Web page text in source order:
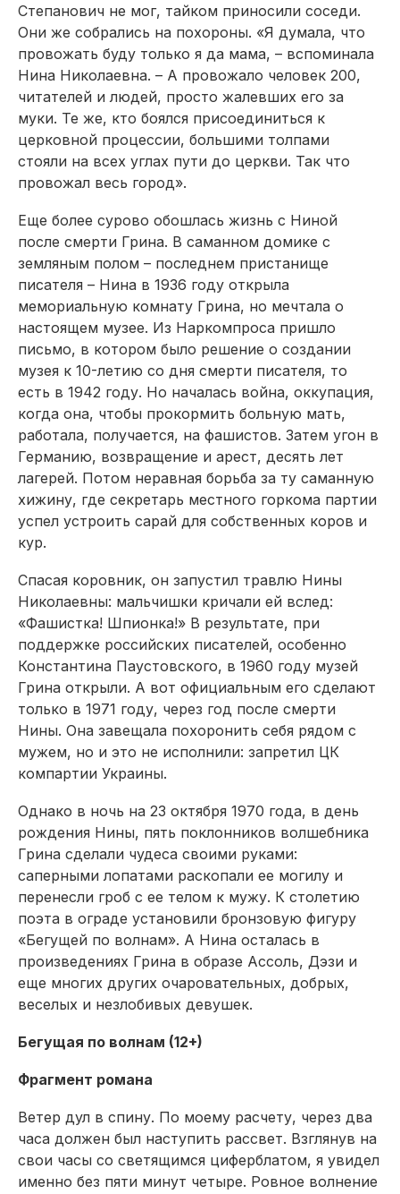
Степанович не мог, тайком приносили соседи.
Они же собрались на похороны. «Я думала, что
провожать буду только я да мама, – вспоминала
Нина Николаевна. – А провожало человек 200,
читателей и людей, просто жалевших его за
муки. Те же, кто боялся присоединиться к
церковной процессии, большими толпами
стояли на всех углах пути до церкви. Так что
провожал весь город».
Еще более сурово обошлась жизнь с Ниной
после смерти Грина. В саманном домике с
земляным полом – последнем пристанище
писателя – Нина в 1936 году открыла
мемориальную комнату Грина, но мечтала о
настоящем музее. Из Наркомпроса пришло
письмо, в котором было решение о создании
музея к 10-летию со дня смерти писателя, то
есть в 1942 году. Но началась война, оккупация,
когда она, чтобы прокормить больную мать,
работала, получается, на фашистов. Затем угон в
Германию, возвращение и арест, десять лет
лагерей. Потом неравная борьба за ту саманную
хижину, где секретарь местного горкома партии
успел устроить сарай для собственных коров и
кур.
Спасая коровник, он запустил травлю Нины
Николаевны: мальчишки кричали ей вслед:
«Фашистка! Шпионка!» В результате, при
поддержке российских писателей, особенно
Константина Паустовского, в 1960 году музей
Грина открыли. А вот официальным его сделают
только в 1971 году, через год после смерти
Нины. Она завещала похоронить себя рядом с
мужем, но и это не исполнили: запретил ЦК
компартии Украины.
Однако в ночь на 23 октября 1970 года, в день
рождения Нины, пять поклонников волшебника
Грина сделали чудеса своими руками:
саперными лопатами раскопали ее могилу и
перенесли гроб с ее телом к мужу. К столетию
поэта в ограде установили бронзовую фигуру
«Бегущей по волнам». А Нина осталась в
произведениях Грина в образе Ассоль, Дэзи и
еще многих других очаровательных, добрых,
веселых и незлобивых девушек.
Бегущая по волнам (12+)
Фрагмент романа
Ветер дул в спину. По моему расчету, через два
часа должен был наступить рассвет. Взглянув на
свои часы со светящимся циферблатом, я увидел
именно без пяти минут четыре. Ровное волнение